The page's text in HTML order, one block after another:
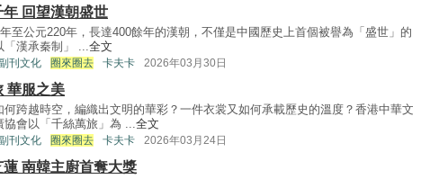
年 回望漢朝盛世
至公元220年，長達400餘年的漢朝，不僅是中國歷史上首個被譽為「盛世」的
「漢承秦制」 ...全文
刊文化 圈來圈去 卡夫卡 2026年03月30日
華服之美
何跨越時空，編織出文明的華彩？一件衣裳又如何承載歷史的溫度？香港中華文
協會以「千絲萬旅」為 ...全文
刊文化 圈來圈去 卡夫卡 2026年03月24日
南韓主廚首奪大獎